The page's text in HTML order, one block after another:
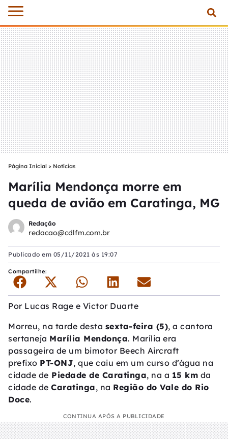
Página Inicial > Notícias
Marília Mendonça morre em
queda de avião em Caratinga, MG
Redação
redacao@cdlfm.com.br
Publicado em 05/11/2021 às 19:07
Compartilhe:
Por Lucas Rage e Victor Duarte
Morreu, na tarde desta sexta-feira (5), a cantora
sertaneja Marília Mendonça. Marília era
passageira de um bimotor Beech Aircraft
prefixo PT-ONJ, que caiu em um curso d’água na
cidade de Piedade de Caratinga, na a 15 km da
cidade de Caratinga, na Região do Vale do Rio
Doce.
CONTINUA APÓS A PUBLICIDADE